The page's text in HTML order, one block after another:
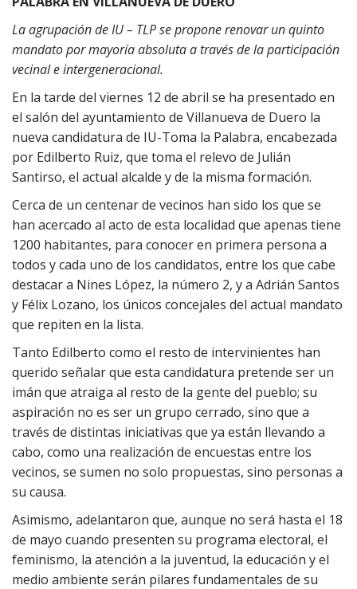
La agrupación de IU – TLP se propone renovar un quinto
mandato por mayoría absoluta a través de la participación
vecinal e intergeneracional.
En la tarde del viernes 12 de abril se ha presentado en
el salón del ayuntamiento de Villanueva de Duero la
nueva candidatura de IU-Toma la Palabra, encabezada
por Edilberto Ruiz, que toma el relevo de Julián
Santirso, el actual alcalde y de la misma formación.
Cerca de un centenar de vecinos han sido los que se
han acercado al acto de esta localidad que apenas tiene
1200 habitantes, para conocer en primera persona a
todos y cada uno de los candidatos, entre los que cabe
destacar a Nines López, la número 2, y a Adrián Santos
y Félix Lozano, los únicos concejales del actual mandato
que repiten en la lista.
Tanto Edilberto como el resto de intervinientes han
querido señalar que esta candidatura pretende ser un
imán que atraiga al resto de la gente del pueblo; su
aspiración no es ser un grupo cerrado, sino que a
través de distintas iniciativas que ya están llevando a
cabo, como una realización de encuestas entre los
vecinos, se sumen no solo propuestas, sino personas a
su causa.
Asimismo, adelantaron que, aunque no será hasta el 18
de mayo cuando presenten su programa electoral, el
feminismo, la atención a la juventud, la educación y el
medio ambiente serán pilares fundamentales de su